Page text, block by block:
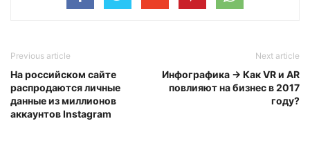
Previous article
На российском сайте
распродаются личные
данные из миллионов
аккаунтов Instagram
Next article
Инфографика → Как VR и AR
повлияют на бизнес в 2017
году?